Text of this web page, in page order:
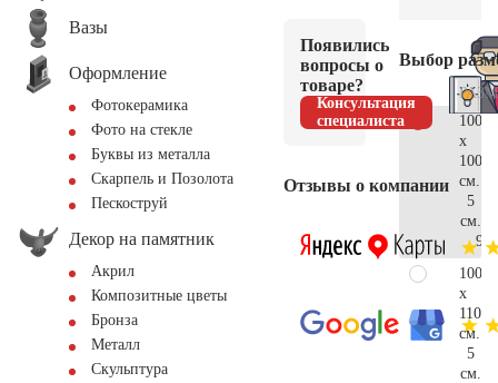
Вазы
Оформление
Фотокерамика
Фото на стекле
Буквы из металла
Скарпель и Позолота
Пескоструй
Декор на памятник
Акрил
Композитные цветы
Бронза
Металл
Скульптура
Появились
вопросы о
товаре?
Консультация
специалиста
Отзывы о компании
Выбор
100
x
100
см.
5
см.
100
x
110
см.
5
см.